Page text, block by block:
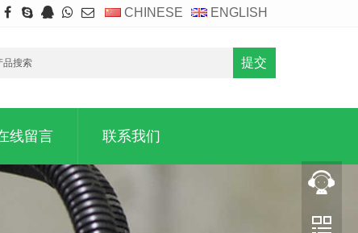
CHINESE ENGLISH
提交
线留言 联系我们